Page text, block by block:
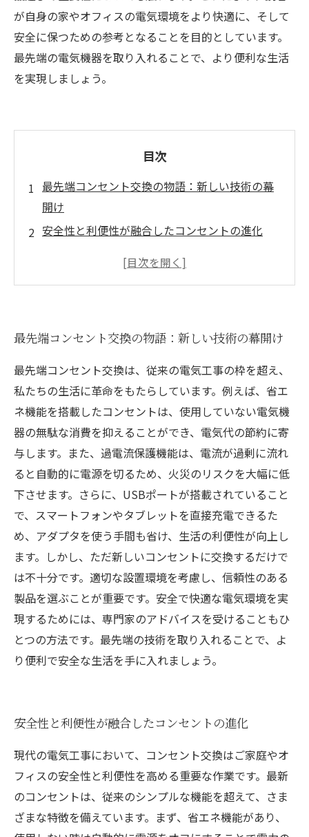
が自身の家やオフィスの電気環境をより快適に、そして
安全に保つための参考となることを目的としています。
最先端の電気機器を取り入れることで、より便利な生活
を実現しましょう。
目次
最先端コンセント交換の物語：新しい技術の幕
開け
安全性と利便性が融合したコンセントの進化
スマートホームに欠かせない！最新コンセント
信頼性のある製品選びで安心の電気環境を手に
入れる
次世代のライフスタイルを支える最先端コンセ
ントの重要性
便利で快適な未来を実現するコンセント交換の
すすめ
最先端コンセント交換の物語：新しい技術の幕開け
最先端コンセント交換は、従来の電気工事の枠を超え、
私たちの生活に革命をもたらしています。例えば、省エ
ネ機能を搭載したコンセントは、使用していない電気機
器の無駄な消費を抑えることができ、電気代の節約に寄
与します。また、過電流保護機能は、電流が過剰に流れ
ると自動的に電源を切るため、火災のリスクを大幅に低
下させます。さらに、USBポートが搭載されていること
で、スマートフォンやタブレットを直接充電できるた
め、アダプタを使う手間も省け、生活の利便性が向上し
ます。しかし、ただ新しいコンセントに交換するだけで
は不十分です。適切な設置環境を考慮し、信頼性のある
製品を選ぶことが重要です。安全で快適な電気環境を実
現するためには、専門家のアドバイスを受けることもひ
とつの方法です。最先端の技術を取り入れることで、よ
り便利で安全な生活を手に入れましょう。
安全性と利便性が融合したコンセントの進化
現代の電気工事において、コンセント交換はご家庭やオ
フィスの安全性と利便性を高める重要な作業です。最新
のコンセントは、従来のシンプルな機能を超えて、さま
ざまな特徴を備えています。まず、省エネ機能があり、